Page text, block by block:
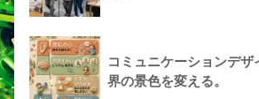
コミュニケーションデザ
界の景色を変える。